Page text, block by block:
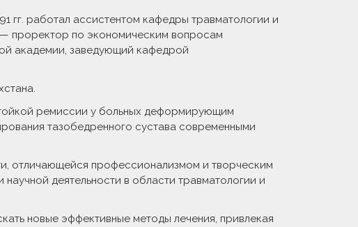
гг. работал ассистентом кафедры травматологии и
— проректор по экономическим вопросам
академии, заведующий кафедрой
ремиссии у больных деформирующим
тазобедренного сустава современными
отличающейся профессионализмом и творческим
деятельности в области травматологии и
новые эффективные методы лечения, привлекая